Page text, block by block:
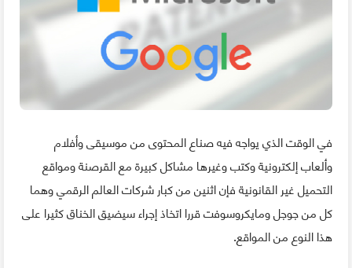
في الوقت الذي يواجه فيه صناع المحتوى من موسيقى وأفلام
وألعاب إلكترونية وكتب وغيرها مشاكل كبيرة مع القرصنة ومواقع
التحميل غير القانونية فإن اثنين من كبار شركات العالم الرقمي وهما
كل من جوجل ومايكروسوفت قررا اتخاذ إجراء سيضيق الخناق كثيرا على
هذا النوع من المواقع.